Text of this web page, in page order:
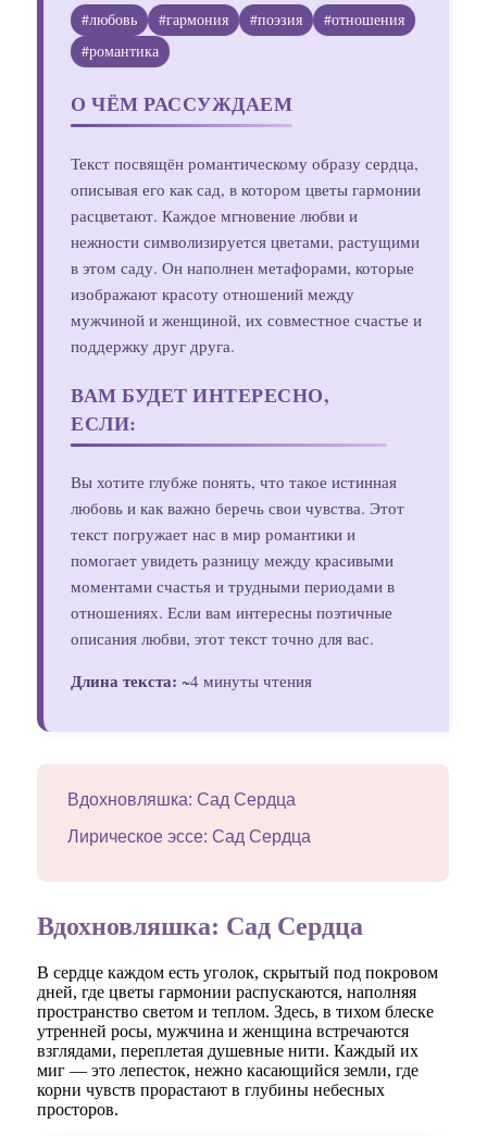
#любовь #гармония #поэзия
#отношения
#романтика
О ЧЁМ РАССУЖДАЕМ
Текст посвящён романтическому образу сердца,
описывая его как сад, в котором цветы гармонии
расцветают. Каждое мгновение любви и
нежности символизируется цветами, растущими
в этом саду. Он наполнен метафорами, которые
изображают красоту отношений между
мужчиной и женщиной, их совместное счастье и
поддержку друг друга.
ВАМ БУДЕТ ИНТЕРЕСНО,
ЕСЛИ:
Вы хотите глубже понять, что такое истинная
любовь и как важно беречь свои чувства. Этот
текст погружает нас в мир романтики и
помогает увидеть разницу между красивыми
моментами счастья и трудными периодами в
отношениях. Если вам интересны поэтичные
описания любви, этот текст точно для вас.
Длина текста: ~4 минуты чтения
Вдохновляшка: Сад Сердца
Лирическое эссе: Сад Сердца
Вдохновляшка: Сад Сердца
В сердце каждом есть уголок, скрытый под покровом
дней, где цветы гармонии распускаются, наполняя
пространство светом и теплом. Здесь, в тихом блеске
утренней росы, мужчина и женщина встречаются
взглядами, переплетая душевные нити. Каждый их
миг — это лепесток, нежно касающийся земли, где
корни чувств прорастают в глубины небесных
просторов.